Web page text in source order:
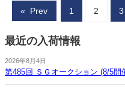
« Prev 1 2 3
最近の入荷情報
2026年8月4日
第485回 ＳＧオークション (8/5開